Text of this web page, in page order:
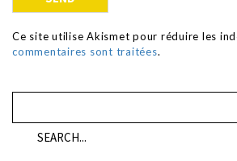
Ce site utilise Akismet pour réduire les
commentaires sont traitées.